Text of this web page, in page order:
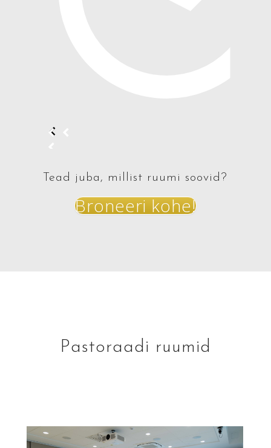
Tead juba, millist ruumi soovid?
Broneeri kohe!
Pastoraadi ruumid